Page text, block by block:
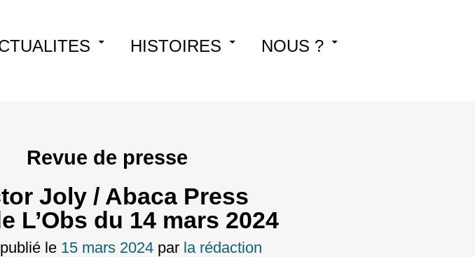
HISTOIRES NOUS ?
Revue de presse
Joly / Abaca Press
L’Obs du 14 mars 2024
le 15 mars 2024 par la rédaction